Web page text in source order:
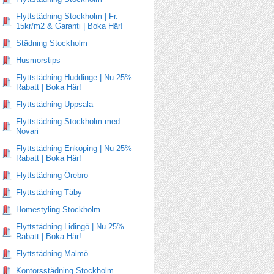
Flyttstädning Stockholm | Fr.
15kr/m2 & Garanti | Boka Här!
Städning Stockholm
Husmorstips
Flyttstädning Huddinge | Nu 25%
Rabatt | Boka Här!
Flyttstädning Uppsala
Flyttstädning Stockholm med
Novari
Flyttstädning Enköping | Nu 25%
Rabatt | Boka Här!
Flyttstädning Örebro
Flyttstädning Täby
Homestyling Stockholm
Flyttstädning Lidingö | Nu 25%
Rabatt | Boka Här!
Flyttstädning Malmö
Kontorsstädning Stockholm